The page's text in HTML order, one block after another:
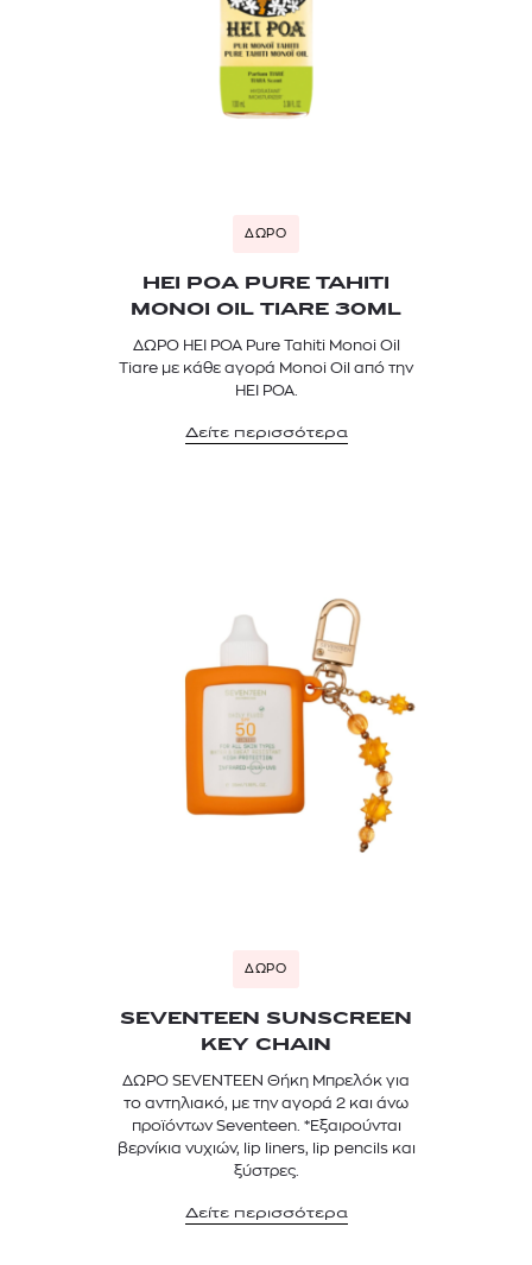
ΔΩΡΟ
HEI POA PURE TAHITI
MONOI OIL TIARE 30ML
ΔΩΡΟ HEI POA Pure Tahiti Monoi Oil
Tiare με κάθε αγορά Monoi Oil από την
HEI POA.
Δείτε περισσότερα
ΔΩΡΟ
SEVENTEEN SUNSCREEN
KEY CHAIN
ΔΩΡΟ SEVENTEEN Θήκη Μπρελόκ για
το αντηλιακό, με την αγορά 2 και άνω
προϊόντων Seventeen. *Εξαιρούνται
βερνίκια νυχιών, lip liners, lip pencils και
ξύστρες.
Δείτε περισσότερα